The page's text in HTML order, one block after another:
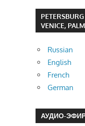
VENICE,
Russian
English
French
German
АУДИО-